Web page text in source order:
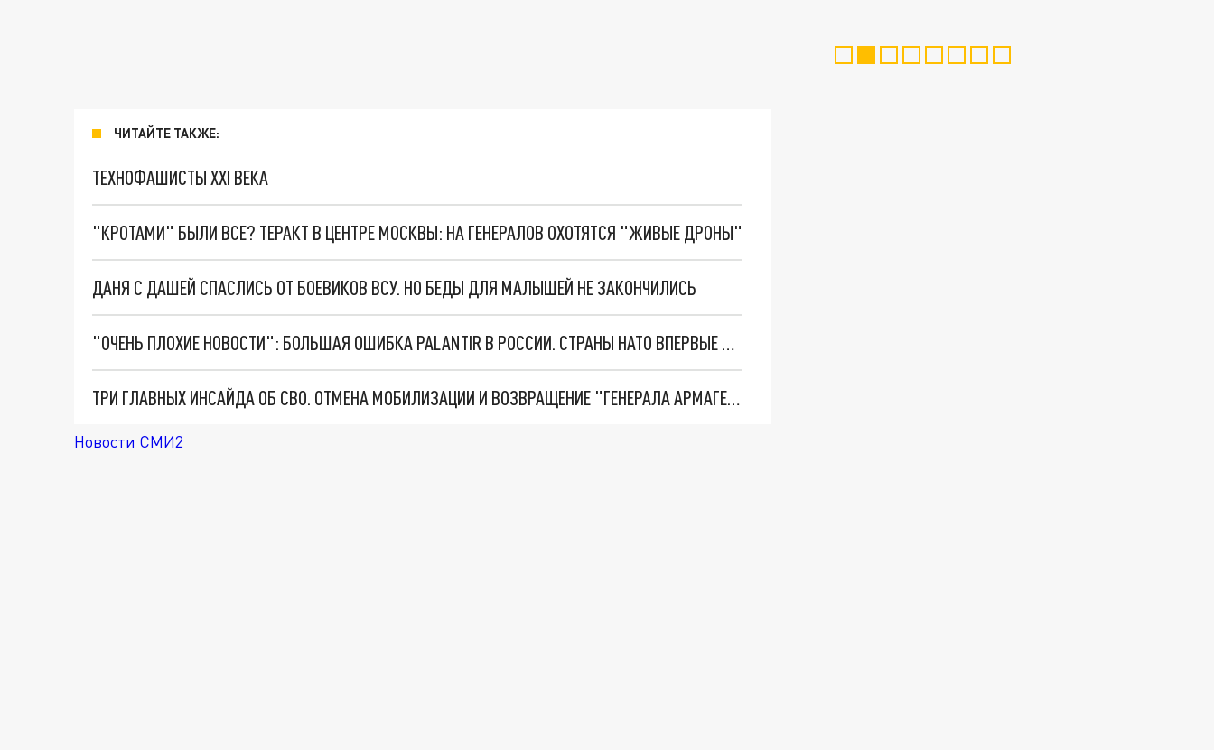
ЧИТАЙТЕ ТАКЖЕ:
ТЕХНОФАШИСТЫ XXI ВЕКА
"КРОТАМИ" БЫЛИ ВСЕ? ТЕРАКТ В ЦЕНТРЕ МОСКВЫ: НА ГЕНЕРАЛОВ ОХОТЯТСЯ "ЖИВЫЕ ДРОНЫ"
ДАНЯ С ДАШЕЙ СПАСЛИСЬ ОТ БОЕВИКОВ ВСУ. НО БЕДЫ ДЛЯ МАЛЫШЕЙ НЕ ЗАКОНЧИЛИСЬ
"ОЧЕНЬ ПЛОХИЕ НОВОСТИ": БОЛЬШАЯ ОШИБКА PALANTIR В РОССИИ. СТРАНЫ НАТО ВПЕРВЫЕ ЗА СВО ОСТАНОВИЛИ ПОСТАВКИ ОРУЖИЯ. ВСУ ТЕРЯЮТ ПРИГРАНИЧЬЕ?
ТРИ ГЛАВНЫХ ИНСАЙДА ОБ СВО. ОТМЕНА МОБИЛИЗАЦИИ И ВОЗВРАЩЕНИЕ "ГЕНЕРАЛА АРМАГЕДДОНА"? ОТЛИЧНЫЕ НОВОСТИ, КОТОРЫЕ ЖДАЛИ ВСЕ
Новости СМИ2